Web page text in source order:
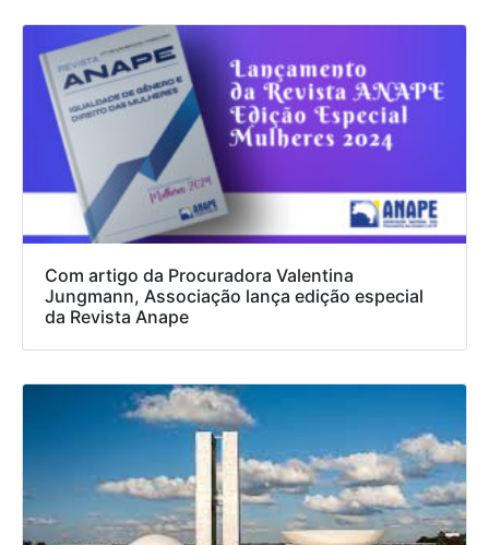
Com artigo da Procuradora Valentina
Jungmann, Associação lança edição especial
da Revista Anape